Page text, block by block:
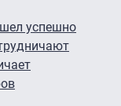
успешно